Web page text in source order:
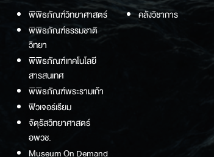
พิพิธภัณฑ์วิทยาศาสตร์
พิพิธภัณฑ์ธรรมชาติ
วิทยา
พิพิธภัณฑ์เทคโนโลยี
สารสนเทศ
พิพิธภัณฑ์พระรามเก้า
ฟิวเจอร์เรียม
จัตุรัสวิทยาศาสตร์
อพวช.
Museum On Demand
คลังวิชาการ